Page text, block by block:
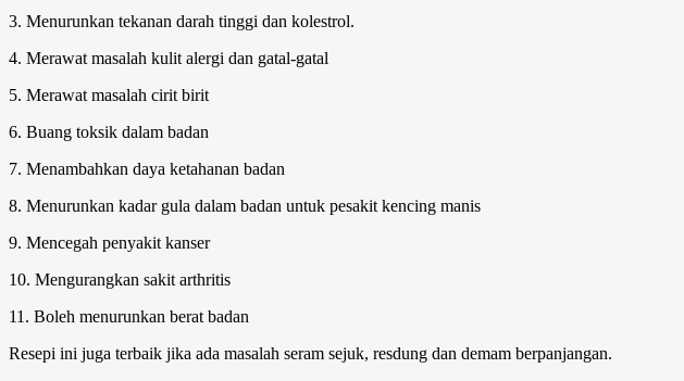
3. Menurunkan tekanan darah tinggi dan kolestrol.
4. Merawat masalah kulit alergi dan gatal-gatal
5. Merawat masalah cirit birit
6. Buang toksik dalam badan
7. Menambahkan daya ketahanan badan
8. Menurunkan kadar gula dalam badan untuk pesakit kencing manis
9. Mencegah penyakit kanser
10. Mengurangkan sakit arthritis
11. Boleh menurunkan berat badan
Resepi ini juga terbaik jika ada masalah seram sejuk, resdung dan demam berpanjangan.